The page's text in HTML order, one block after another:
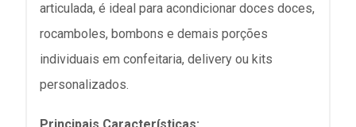
articulada, é ideal para acondicionar doces doces,
rocamboles, bombons e demais porções
individuais em confeitaria, delivery ou kits
personalizados.